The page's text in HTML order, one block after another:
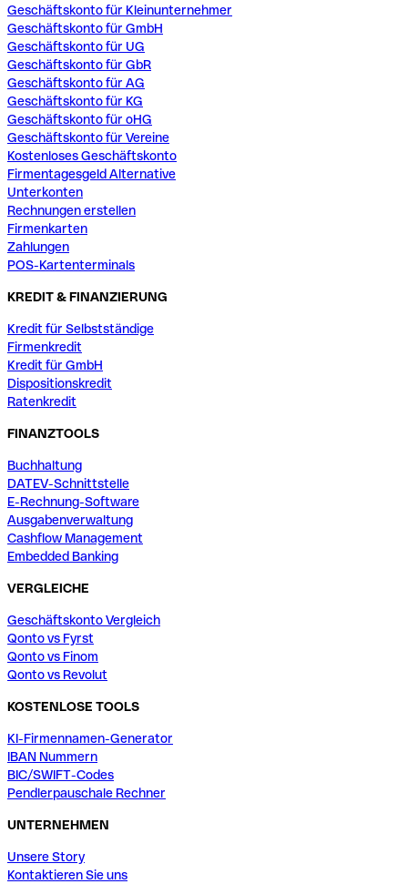
Geschäftskonto für Kleinunternehmer
Geschäftskonto für GmbH
Geschäftskonto für UG
Geschäftskonto für GbR
Geschäftskonto für AG
Geschäftskonto für KG
Geschäftskonto für oHG
Geschäftskonto für Vereine
Kostenloses Geschäftskonto
Firmentagesgeld Alternative
Unterkonten
Rechnungen erstellen
Firmenkarten
Zahlungen
POS-Kartenterminals
KREDIT & FINANZIERUNG
Kredit für Selbstständige
Firmenkredit
Kredit für GmbH
Dispositionskredit
Ratenkredit
FINANZTOOLS
Buchhaltung
DATEV-Schnittstelle
E-Rechnung-Software
Ausgabenverwaltung
Cashflow Management
Embedded Banking
VERGLEICHE
Geschäftskonto Vergleich
Qonto vs Fyrst
Qonto vs Finom
Qonto vs Revolut
KOSTENLOSE TOOLS
KI-Firmennamen-Generator
IBAN Nummern
BIC/SWIFT-Codes
Pendlerpauschale Rechner
UNTERNEHMEN
Unsere Story
Kontaktieren Sie uns